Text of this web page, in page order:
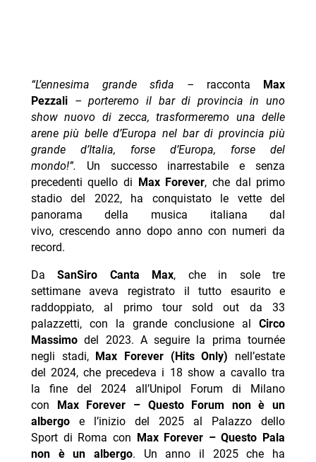
“L’ennesima grande sfida – racconta
Max
Pezzali – porteremo il bar di provincia in uno
show nuovo di zecca, trasformeremo una delle
arene più belle d’Europa nel bar di provincia più
grande d’Italia, forse d’Europa, forse del
mondo!”. Un successo inarrestabile e senza
precedenti quello di
Max Forever, che dal primo
stadio del 2022, ha conquistato le vette del
panorama della musica italiana dal
vivo, crescendo anno dopo anno con numeri da
record.
DaSanSiro Canta Max, che in sole tre
settimane aveva registrato il tutto esaurito e
raddoppiato, al primo tour sold out da 33
palazzetti, con la grande conclusione alCirco
Massimodel 2023. A seguire la prima tournée
negli stadi,
Max Forever (Hits Only) nell’estate
del 2024, che precedeva i 18 show a cavallo tra
la fine del 2024 all’Unipol Forum di Milano
con
Max Forever – Questo Forum non è un
albergoe l’inizio del 2025 al Palazzo dello
Sport di Roma con
Max Forever – Questo Pala
non è un albergo. Un anno il 2025 che ha